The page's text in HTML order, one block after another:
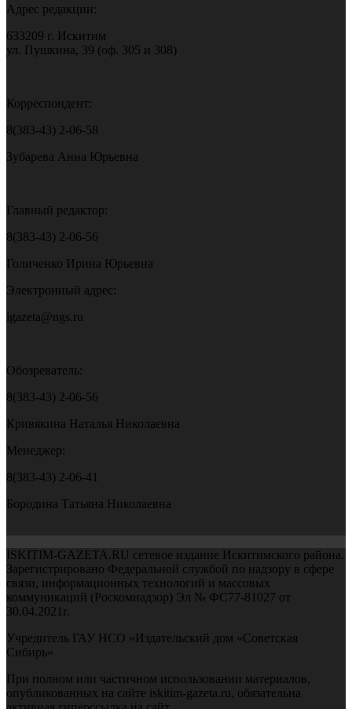
Адрес редакции:
633209 г. Искитим
ул. Пушкина, 39 (оф. 305 и 308)
Корреспондент:
8(383-43) 2-06-58
Зубарева Анна Юрьевна
Главный редактор:
8(383-43) 2-06-56
Голиченко Ирина Юрьевна
Электронный адрес:
igazeta@ngs.ru
Обозреватель:
8(383-43) 2-06-56
Кривякина Наталья Николаевна
Менеджер:
8(383-43) 2-06-41
Бородина Татьяна Николаевна
ISKITIM-GAZETA.RU сетевое издание Искитимского района.
Зарегистрировано Федеральной службой по надзору в сфере
связи, информационных технологий и массовых
коммуникаций (Роскомнадзор) Эл № ФС77-81027 от
30.04.2021г.
Учредитель ГАУ НСО «Издательский дом «Советская
Сибирь»
При полном или частичном использовании материалов,
опубликованных на сайте iskitim-gazeta.ru, обязательна